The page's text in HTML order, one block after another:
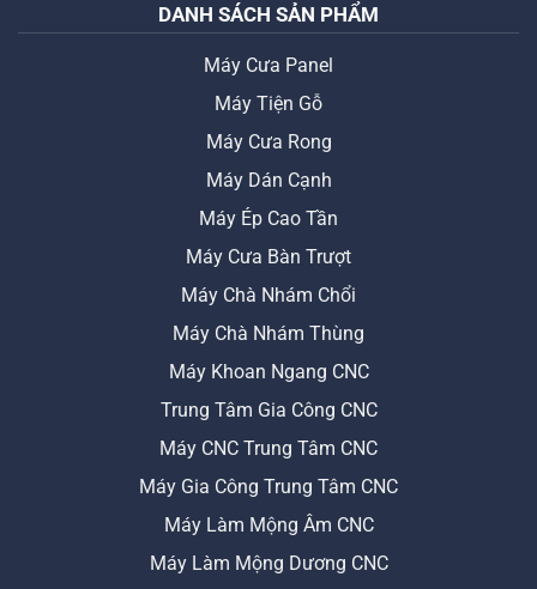
DANH SÁCH SẢN PHẨM
Máy Cưa Panel
Máy Tiện Gỗ
Máy Cưa Rong
Máy Dán Cạnh
Máy Ép Cao Tần
Máy Cưa Bàn Trượt
Máy Chà Nhám Chổi
Máy Chà Nhám Thùng
Máy Khoan Ngang CNC
Trung Tâm Gia Công CNC
Máy CNC Trung Tâm CNC
Máy Gia Công Trung Tâm CNC
Máy Làm Mộng Âm CNC
Máy Làm Mộng Dương CNC